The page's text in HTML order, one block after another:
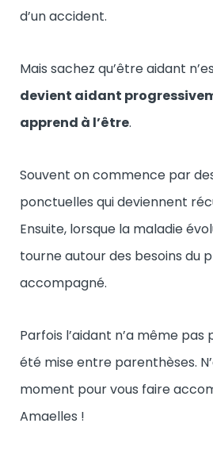
d’un accident.
Mais sachez qu’être aidant
devient aidant
apprend à l’être.
Souvent on commence par
ponctuelles qui deviennent
Ensuite, lorsque la maladie
tourne autour des besoins du
accompagné.
Parfois l’aidant n’a même pas
été mise entre parenthèses.
moment pour vous faire
Amaelles !